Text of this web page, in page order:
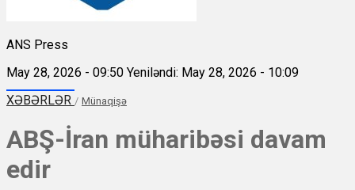
ANS Press
May 28, 2026 - 09:50 Yeniləndi: May 28, 2026 - 10:09
XƏBƏRLƏR / Münaqişə
ABŞ-İran müharibəsi davam
edir